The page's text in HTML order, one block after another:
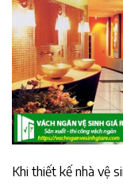
Khi thiết kế nhà vệ